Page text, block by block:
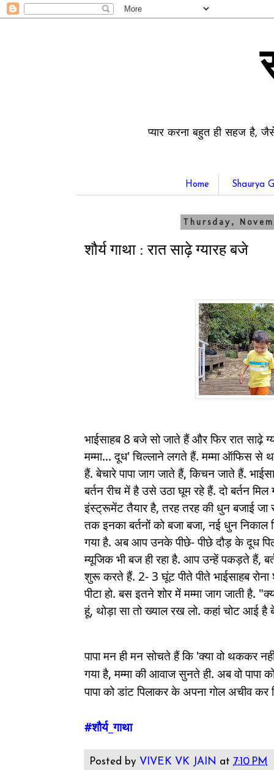
प्यार करना बहुत ही सहज है,
Home Shaurya
Thursday,
शौर्य गाथा : रात साढ़े ग्यारह बजे
भाईसाहब 8 बजे सो जाते हैं और फिर रात साढ़े
मम्मा... दूध' चिल्लाने लगते हैं. मम्मा ऑफिस
हैं. बेचारे पापा जाग जाते हैं, किचन जाते हैं.
बर्तन रीच में है उसे उठा घूम रहे हैं. दो बर्तन
इंस्ट्रूमेंट तैयार है, तरह तरह की धुन बजाई जा
तक इनका बर्तनों को बजा बजा, नई धुन
गया है. अब आप उनके पीछे- पीछे दौड़ के दूध
म्यूजिक भी बज ही रहा है. आप उन्हें पकड़ते हैं,
शुरू करते हैं. 2- 3 घूंट पीते पीते भाईसाहब
पीटा हो. बस इतने शोर में मम्मा जाग जाती
हूं, थोड़ा सा तो ख्याल रख लो. कहां चोट आई है
पापा मन ही मन सोचते हैं कि 'क्या वो थककर
गया है, मम्मा की आवाज सुनते ही. अब वो
पापा को डांट पिलाकर के अपना गोल अचीव कर
#शौर्य_गाथा
Posted by VIVEK VK JAIN at 7:10 PM